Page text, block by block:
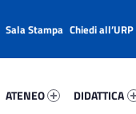
ATENEO
DIDATTICA
Sala Stampa Chiedi all’URP